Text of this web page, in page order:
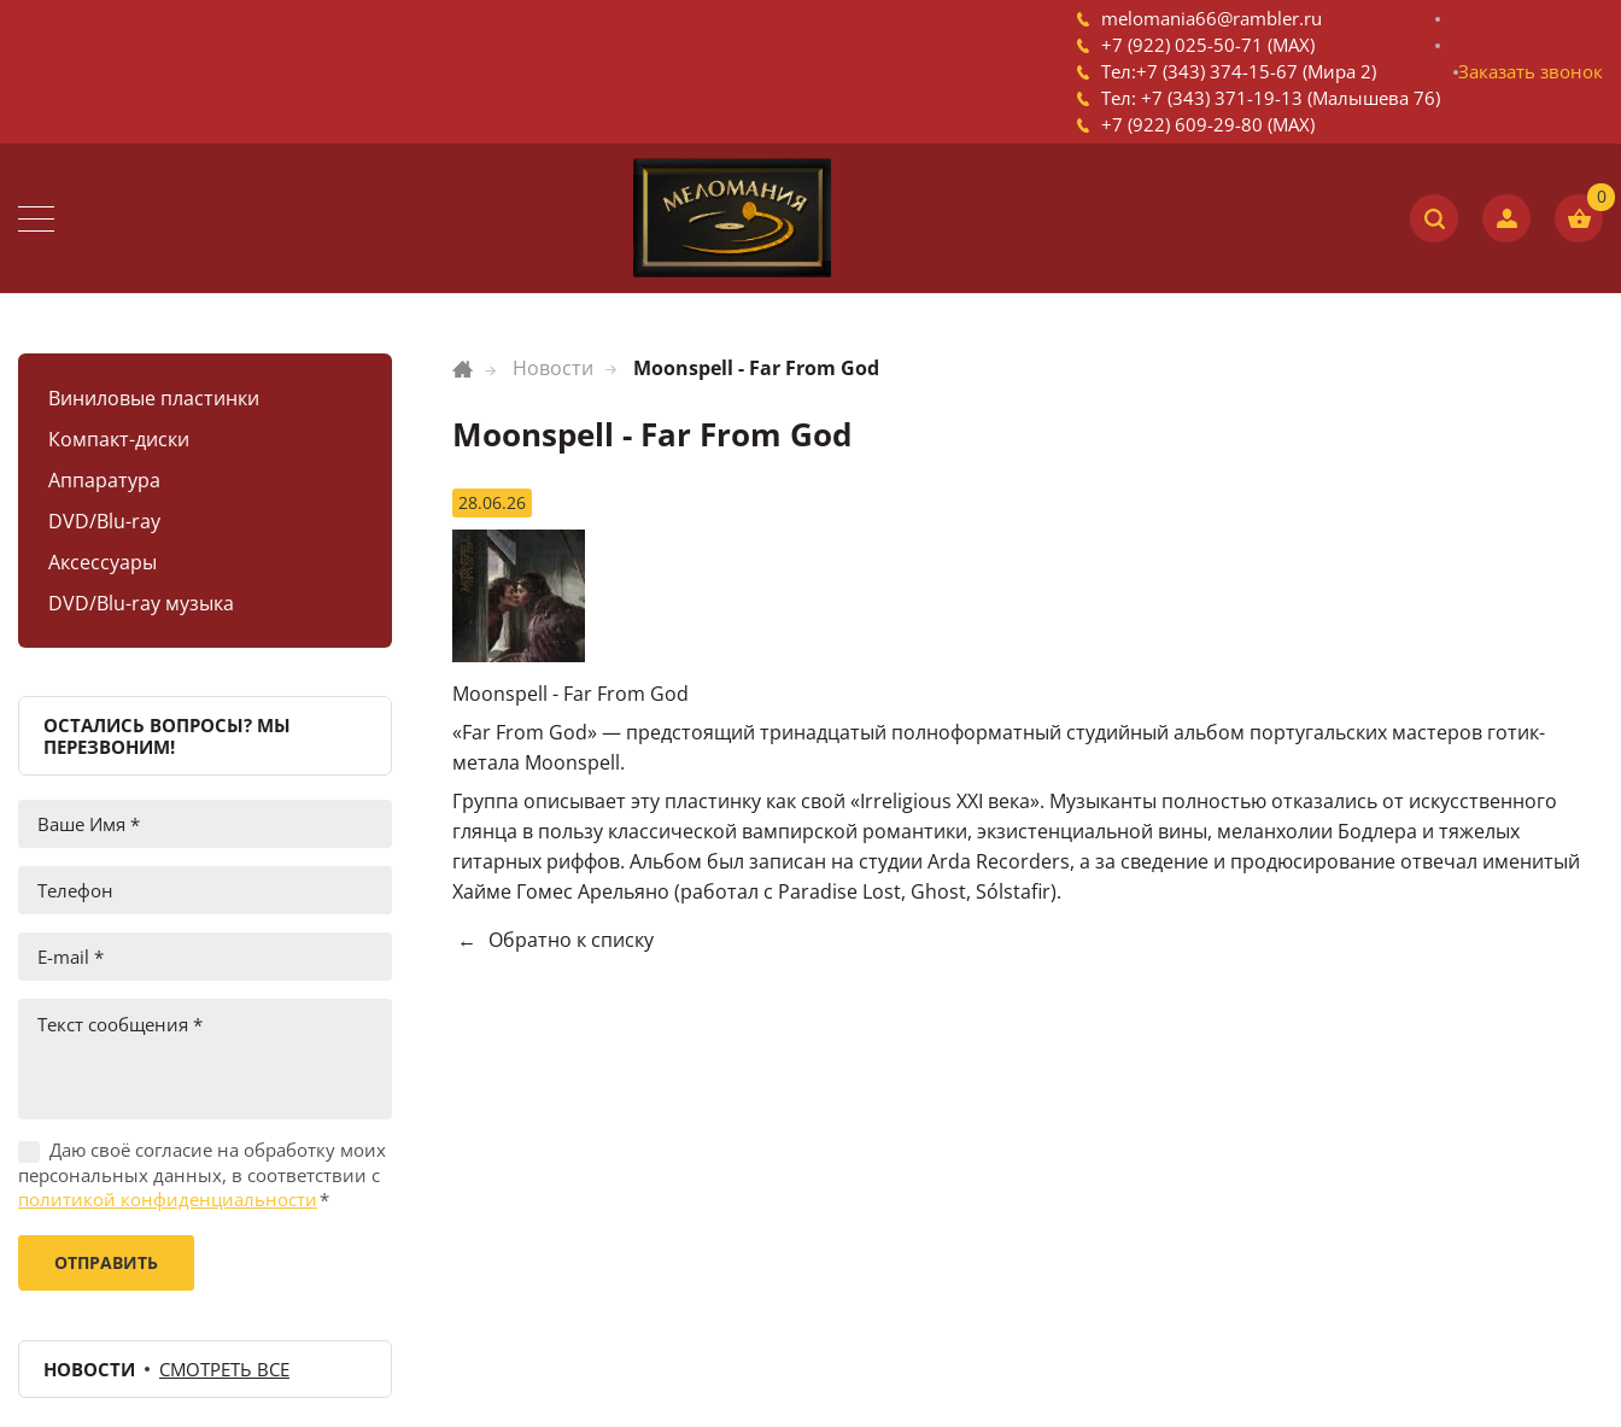
melomania66@rambler.ru
+7 (922) 025-50-71 (MAX)
Тел:+7 (343) 374-15-67 (Мира 2)
Тел: +7 (343) 371-19-13 (Малышева 76)
+7 (922) 609-29-80 (MAX)
Заказать звонок
Виниловые пластинки
Компакт-диски
Аппаратура
DVD/Blu-ray
Аксессуары
DVD/Blu-ray музыка
ОСТАЛИСЬ ВОПРОСЫ? МЫ
ПЕРЕЗВОНИМ!
Даю своё согласие на обработку моих
персональных данных, в соответствии с
политикой конфиденциальности*
НОВОСТИ СМОТРЕТЬ ВСЕ
Новости Moonspell - Far From God
Moonspell - Far From God
28.06.26
Moonspell - Far From God
«Far From God» — предстоящий тринадцатый полноформатный студийный альбом португальских мастеров готик-
метала Moonspell.
Группа описывает эту пластинку как свой «Irreligious XXI века». Музыканты полностью отказались от искусственного
глянца в пользу классической вампирской романтики, экзистенциальной вины, меланхолии Бодлера и тяжелых
гитарных риффов. Альбом был записан на студии Arda Recorders, а за сведение и продюсирование отвечал именитый
Хайме Гомес Арельяно (работал с Paradise Lost, Ghost, Sólstafir).
←
Обратно к списку